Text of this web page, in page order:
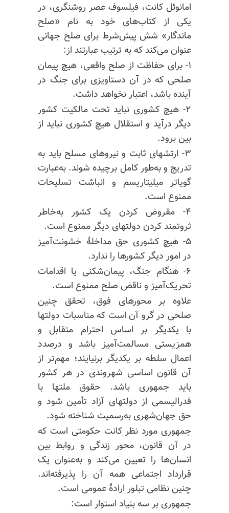
امانوئل کانت، فیلسوف عصر روشنگری، در
یکی از کتاب‌های خود به نام «صلح
ماندگار» شش پیش‌شرط برای صلح جهانی
عنوان می‌کند که به ترتیب عبارتند از:
۱- برای حفاظت از صلح واقعی، هیچ پیمان
صلحی که در آن دستاویزی برای جنگ در
آینده باشد، اعتبار نخواهد داشت.
۲- هیچ کشوری نباید تحت مالکیت کشور
دیگر درآید و استقلال هیچ کشوری نباید از
بین برود.
۳- ارتشهای ثابت و نیروهای مسلح باید به
تدریج و به‌طور کامل برچیده شوند. به‌عبارت
گویاتر میلیتاریسم و انباشت تسلیحات
ممنوع است.
۴- مقروض کردن یک کشور به‌خاطر
ثروتمند کردن دولتهای دیگر ممنوع است.
۵- هیچ کشوری حق مداخلهٔ خشونت‌آمیز
در امور دیگر کشورها را ندارد.
۶- هنگام جنگ، پیمان‌شکنی یا اقدامات
تحریک‌آمیز و ناقض صلح ممنوع است.
علاوه بر محورهای فوق، تحقق چنین
صلحی در گرو آن است که مناسبات دولتها
با یکدیگر بر اساس احترام متقابل و
همزیستی مسالمت‌آمیز باشد و درصدد
اعمال سلطه بر یکدیگر برنیایند؛ مهم‌تر از
آن قانون اساسی شهروندی در هر کشور
باید جمهوری باشد. حقوق ملتها با
فدرالیسمی از دولتهای آزاد تأمین شود و
حق جهان‌شهری به‌رسمیت شناخته شود.
جمهوری مورد نظر کانت حکومتی است که
در آن قانون، محور زندگی و روابط بین
انسان‌ها را تعیین می‌کند و به‌عنوان یک
قرارداد اجتماعی همه آن را پذیرفته‌اند.
چنین نظامی تبلور ارادهٔ عمومی است.
جمهوری بر سه بنیاد استوار است: